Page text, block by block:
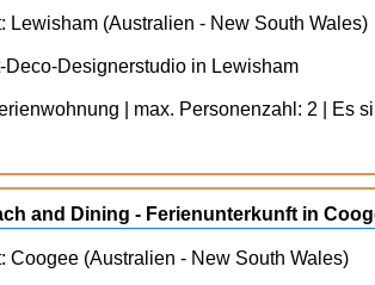
Lewisham (Australien - New South Wales)
Deco-Designerstudio in Lewisham
| max. Personenzahl: 2 | Es
and Dining - Ferienunterkunft in
Coogee (Australien - New South Wales)